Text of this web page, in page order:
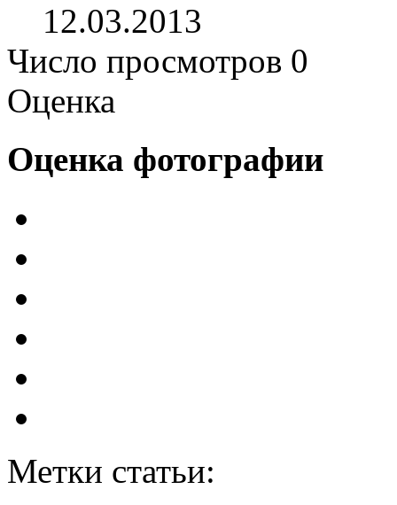
12.03.2013
Число просмотров 0
Оценка
Оценка фотографии
Метки статьи: